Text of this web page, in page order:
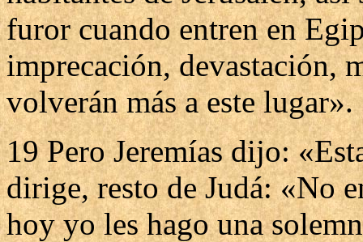
furor cuando entren en
imprecación, devastación,
volverán más a este lugar».
19 Pero Jeremías dijo:
dirige, resto de Judá: «No
hoy yo les hago una